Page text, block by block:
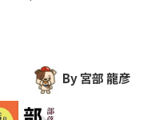
By 宮部 龍彦